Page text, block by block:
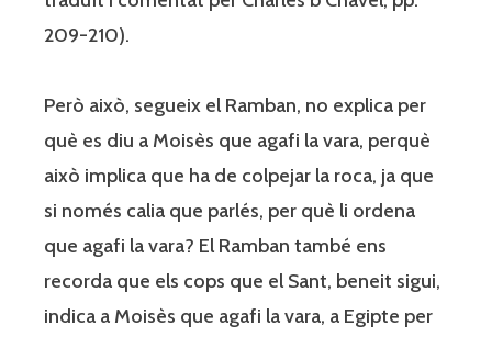
209-210).
Però això, segueix el Ramban, no explica per
què es diu a Moisès que agafi la vara, perquè
això implica que ha de colpejar la roca, ja que
si només calia que parlés, per què li ordena
que agafi la vara? El Ramban també ens
recorda que els cops que el Sant, beneit sigui,
indica a Moisès que agafi la vara, a Egipte per